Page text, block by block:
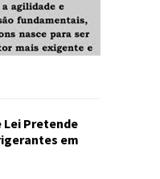
Pretende
em